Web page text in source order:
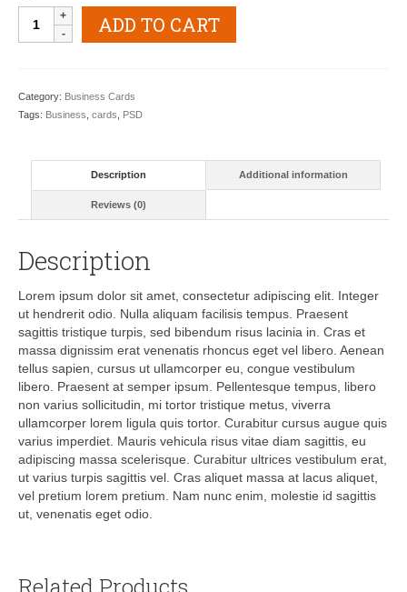
Recycled
Paper
ADD TO CART
Category: Business Cards
Tags: Business cards PSD
Description Additional information
Reviews (0)
Description
Lorem ipsum dolor sit amet, consectetur adipiscing elit. Integer
ut hendrerit odio. Nulla aliquam facilisis tempus. Praesent
sagittis tristique turpis, sed bibendum risus lacinia in. Cras et
massa dignissim erat venenatis rhoncus eget vel libero. Aenean
tellus sapien, cursus ut ullamcorper eu, congue vestibulum
libero. Praesent at semper ipsum. Pellentesque tempus, libero
non varius sollicitudin, mi tortor tristique metus, viverra
ullamcorper lorem ligula quis tortor. Curabitur cursus augue quis
varius imperdiet. Mauris vehicula risus vitae diam sagittis, eu
adipiscing massa scelerisque. Curabitur ultrices vestibulum erat,
ut varius turpis sagittis vel. Cras aliquet massa at lacus aliquet,
vel pretium lorem pretium. Nam nunc enim, molestie id sagittis
ut, venenatis eget odio.